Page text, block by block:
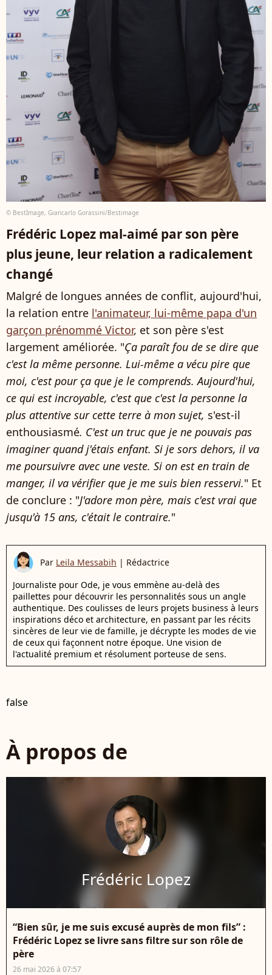
© BestImage, Giancarlo Gorassini/Bestimage
Frédéric Lopez mal-aimé par son père
plus jeune, leur relation a radicalement
changé
Malgré de longues années de conflit, aujourd'hui,
la relation entre l'animateur, lui-même papa d'un
garçon prénommé Victor, et son père s'est
largement améliorée. "Ça paraît fou de se dire que
c'est la même personne. Lui-même a vécu pire que
moi, c'est pour ça que je le comprends.Aujourd'hui,
ce qui est incroyable, c'est que c'est la personne la
plus attentive sur cette terre à mon sujet, s'est-il
enthousiasmé. C'est un truc que je ne pouvais pas
imaginer quand j'étais enfant. Si je sors dehors, il va
me poursuivre avec une veste. Si on est en train de
manger, il va vérifier que je me suis bien resservi." Et
de conclure : "J'adore mon père, mais c'est vrai que
jusqu'à 15 ans, c'était le contraire."
Par Leila Messabih | Rédactrice
Journaliste pour Ode, je vous emmène au-delà des
paillettes pour découvrir les personnalités sous un angle
authentique. Des coulisses de leurs projets business à leurs
inspirations déco et architecture, en passant par les récits
sincères de leur vie de famille, je décrypte les modes de vie
de ceux qui façonnent notre époque. Une vision de
l'actualité premium et résolument porteuse de sens.
false
À propos de
Frédéric Lopez
“Bien sûr, je me suis excusé auprès de mon fils” :
Frédéric Lopez se livre sans filtre sur son rôle de
père
26 mai 2026 à 07:57